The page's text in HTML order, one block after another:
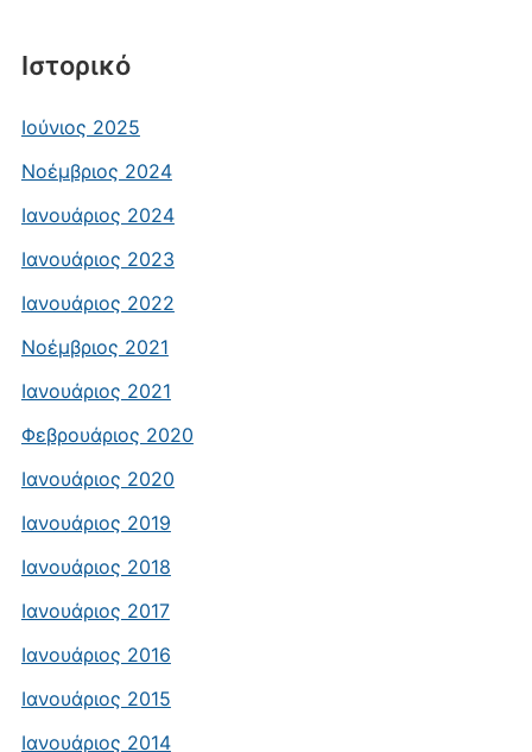
Ιστορικό
Ιούνιος 2025
Νοέμβριος 2024
Ιανουάριος 2024
Ιανουάριος 2023
Ιανουάριος 2022
Νοέμβριος 2021
Ιανουάριος 2021
Φεβρουάριος 2020
Ιανουάριος 2020
Ιανουάριος 2019
Ιανουάριος 2018
Ιανουάριος 2017
Ιανουάριος 2016
Ιανουάριος 2015
Ιανουάριος 2014